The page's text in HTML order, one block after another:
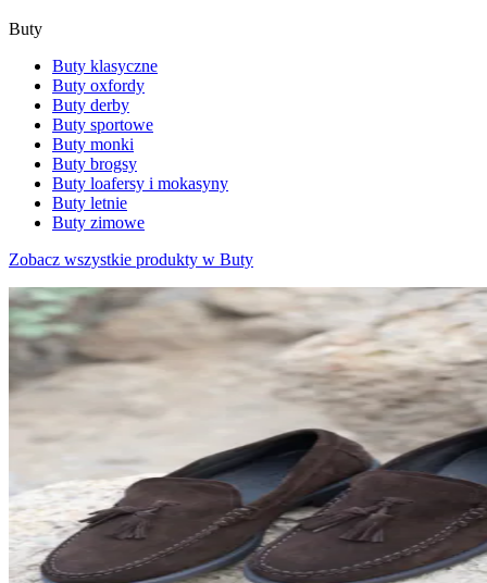
Buty
Buty klasyczne
Buty oxfordy
Buty derby
Buty sportowe
Buty monki
Buty brogsy
Buty loafersy i mokasyny
Buty letnie
Buty zimowe
Zobacz wszystkie produkty w Buty